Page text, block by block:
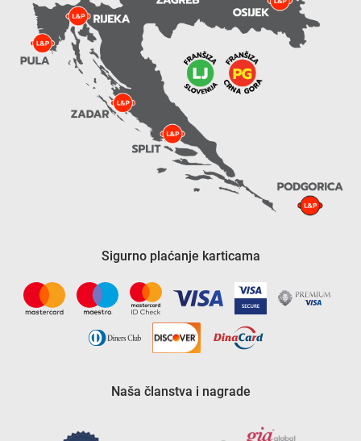
Sigurno plaćanje karticama
Naša članstva i nagrade